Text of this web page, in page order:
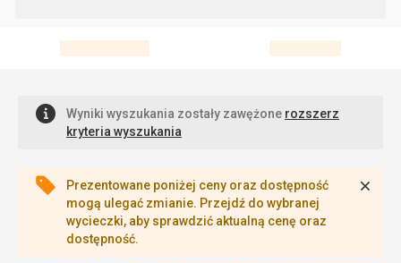
Wyniki wyszukania zostały zawężone rozszerz
kryteria wyszukania
Prezentowane poniżej ceny oraz dostępność
mogą ulegać zmianie. Przejdź do wybranej
wycieczki, aby sprawdzić aktualną cenę oraz
dostępność.